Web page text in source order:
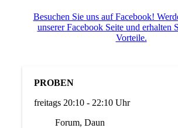
Besuchen Sie uns auf Facebook!
unserer Facebook Seite und erhalten
Vorteile.
PROBEN
freitags 20:10 - 22:10 Uhr
Forum, Daun